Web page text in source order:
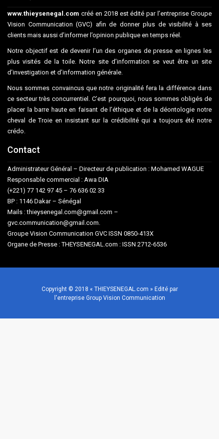
www.thieysenegal.com créé en 2018 est édité par l’entreprise Groupe
Vision Communication (GVC) afin de donner plus de visibilité à ses
clients mais aussi d’informer l’opinion publique en temps réel.
Notre objectif est de devenir l’un des organes de presse en lignes les
plus visités de la toile. Notre site d’information se veut être un site
d’investigation et d’information générale.
Nous sommes convaincus que notre originalité fera la différence dans
ce secteur très concurrentiel. C’est pourquoi, nous sommes obligés de
placer la barre haute en faisant de l’éthique et de la déontologie notre
cheval de Troie en insistant sur la crédibilité qui a toujours été notre
crédo.
Contact
Administrateur Général – Directeur de publication : Mohamed WAGUE
Responsable commercial : Awa DIA
(+221) 77 142 97 45 – 76 636 02 33
BP : 1146 Dakar – Sénégal
Mails : thieysenegal.com@gmail.com –
gvc.communication@gmail.com.
Groupe Vision Communication GVC ISSN 0850-413X
Organe de Presse : THEYSENEGAL.com : ISSN 2712-6536
Copyright © 2018 « THIEYSENEGAL.com » Edité par
l'entreprise Group Vision Communication